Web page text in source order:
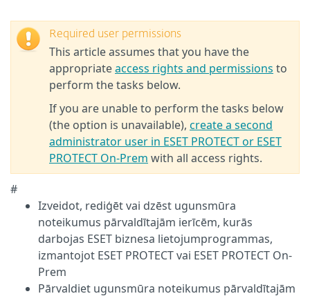
Required user permissions
This article assumes that you have the
appropriateaccess rights and permissions to
perform the tasks below.
If you are unable to perform the tasks below
(the option is unavailable), create a second
administrator user in ESET PROTECT or ESET
PROTECT On-Prem with all access rights.
#
Izveidot, rediģēt vai dzēst ugunsmūra
noteikumus pārvaldītajām ierīcēm, kurās
darbojas ESET biznesa lietojumprogrammas,
izmantojot ESET PROTECT vai ESET PROTECT On-
Prem
Pārvaldiet ugunsmūra noteikumus pārvaldītajām